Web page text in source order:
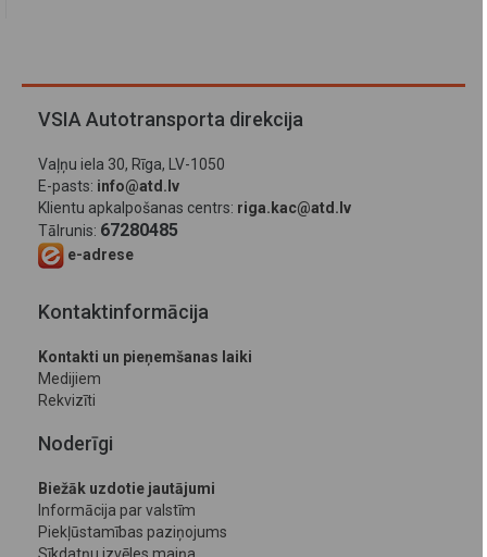
VSIA Autotransporta direkcija
Vaļņu iela 30, Rīga, LV-1050
E-pasts: info@atd.lv
Klientu apkalpošanas centrs: riga.kac@atd.lv
Tālrunis: 67280485
e-adrese
Kontaktinformācija
Kontakti un pieņemšanas laiki
Medijiem
Rekvizīti
Noderīgi
Biežāk uzdotie jautājumi
Informācija par valstīm
Piekļūstamības paziņojums